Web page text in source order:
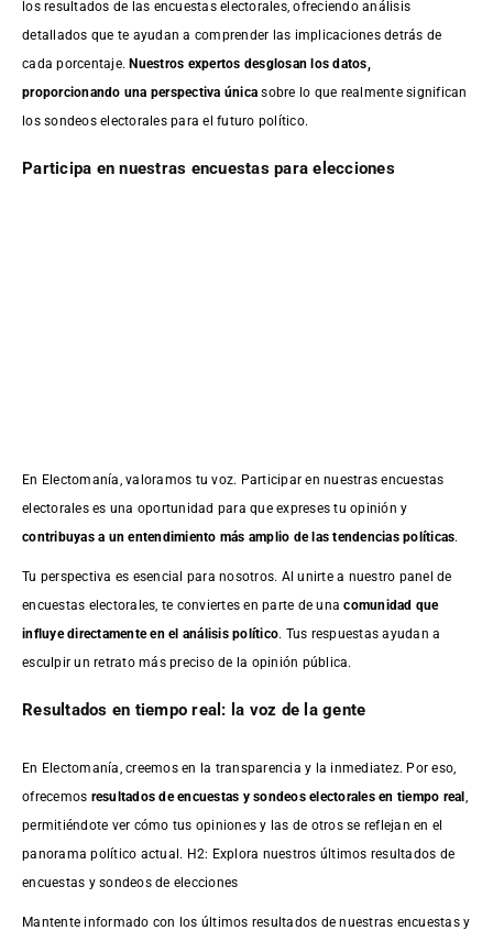
los resultados de las encuestas electorales, ofreciendo análisis
detallados que te ayudan a comprender las implicaciones detrás de
cada porcentaje.Nuestros expertos desglosan los datos,
proporcionando una perspectiva única sobre lo que realmente significan
los sondeos electorales para el futuro político.
Participa en nuestras encuestas para elecciones
En Electomanía, valoramos tu voz. Participar en nuestras encuestas
electorales es una oportunidad para que expreses tu opinión y
contribuyas a un entendimiento más amplio de las tendencias políticas.
Tu perspectiva es esencial para nosotros. Al unirte a nuestro panel de
encuestas electorales, te conviertes en parte de unacomunidad que
influye directamente en el análisis político. Tus respuestas ayudan a
esculpir un retrato más preciso de la opinión pública.
Resultados en tiempo real: la voz de la gente
En Electomanía, creemos en la transparencia y la inmediatez. Por eso,
ofrecemos resultados deencuestas y sondeos electorales en tiempo real
permitiéndote ver cómo tus opiniones y las de otros se reflejan en el
panorama político actual. H2: Explora nuestros últimos resultados de
encuestas y sondeos de elecciones
Mantente informado con los últimos resultados de nuestras encuestasy